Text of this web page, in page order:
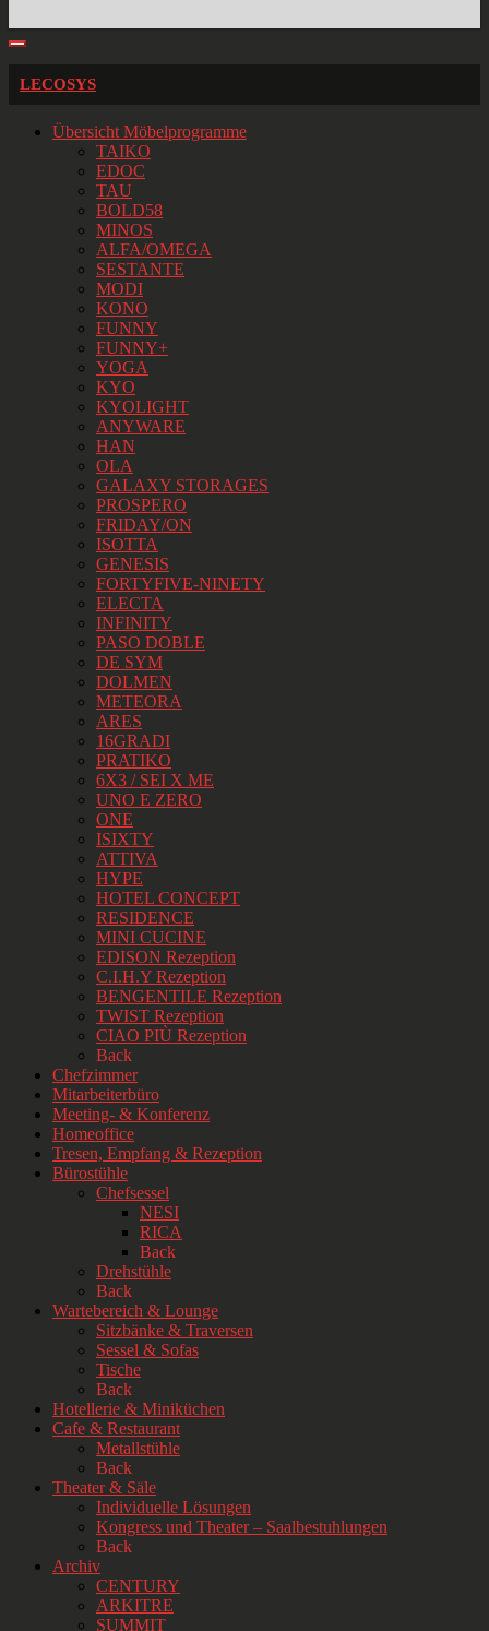
LECOSYS
Übersicht Möbelprogramme
TAIKO
EDOC
TAU
BOLD58
MINOS
ALFA/OMEGA
SESTANTE
MODI
KONO
FUNNY
FUNNY+
YOGA
KYO
KYOLIGHT
ANYWARE
HAN
OLA
GALAXY STORAGES
PROSPERO
FRIDAY/ON
ISOTTA
GENESIS
FORTYFIVE-NINETY
ELECTA
INFINITY
PASO DOBLE
DE SYM
DOLMEN
METEORA
ARES
16GRADI
PRATIKO
6X3 / SEI X ME
UNO E ZERO
ONE
ISIXTY
ATTIVA
HYPE
HOTEL CONCEPT
RESIDENCE
MINI CUCINE
EDISON Rezeption
C.I.H.Y Rezeption
BENGENTILE Rezeption
TWIST Rezeption
CIAO PIÙ Rezeption
Back
Chefzimmer
Mitarbeiterbüro
Meeting- & Konferenz
Homeoffice
Tresen, Empfang & Rezeption
Bürostühle
Chefsessel
NESI
RICA
Back
Drehstühle
Back
Wartebereich & Lounge
Sitzbänke & Traversen
Sessel & Sofas
Tische
Back
Hotellerie & Miniküchen
Cafe & Restaurant
Metallstühle
Back
Theater & Säle
Individuelle Lösungen
Kongress und Theater – Saalbestuhlungen
Back
Archiv
CENTURY
ARKITRE
SUMMIT